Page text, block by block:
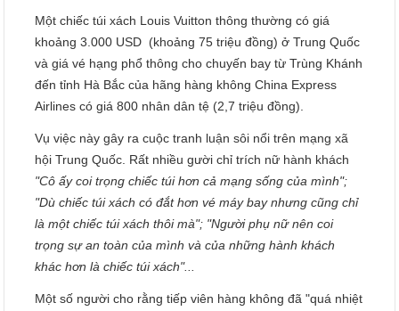
Một chiếc túi xách Louis Vuitton thông thường có giá
khoảng 3.000 USD (khoảng 75 triệu đồng) ở Trung Quốc
và giá vé hạng phổ thông cho chuyến bay từ Trùng Khánh
đến tỉnh Hà Bắc của hãng hàng không China Express
Airlines có giá 800 nhân dân tệ (2,7 triệu đồng).
Vụ việc này gây ra cuộc tranh luận sôi nổi trên mạng xã
hội Trung Quốc. Rất nhiều gười chỉ trích nữ hành khách
"Cô ấy coi trọng chiếc túi hơn cả mạng sống của mình";
"Dù chiếc túi xách có đắt hơn vé máy bay nhưng cũng chỉ
là một chiếc túi xách thôi mà"; "Người phụ nữ nên coi
trọng sự an toàn của mình và của những hành khách
khác hơn là chiếc túi xách"...
Một số người cho rằng tiếp viên hàng không đã "quá nhiệt